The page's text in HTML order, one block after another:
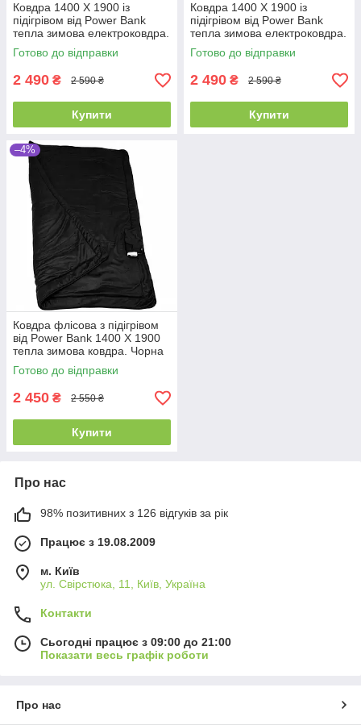
Ковдра 1400 Х 1900 із
підігрівом від Power Bank
тепла зимова електроковдра.
Велюр плюш сірий
Готово до відправки
2 490 ₴ 2 590 ₴
Купити
Ковдра 1400 Х 1900 із
підігрівом від Power Bank
тепла зимова електроковдра.
Велюр плюш рожевий
Готово до відправки
2 490 ₴ 2 590 ₴
Купити
–4%
Ковдра флісова з підігрівом
від Power Bank 1400 Х 1900
тепла зимова ковдра. Чорна
Готово до відправки
2 450 ₴ 2 550 ₴
Купити
Про нас
98% позитивних з 126 відгуків за рік
Працює з 19.08.2009
м. Київ
ул. Свірстюка, 11, Київ, Україна
Контакти
Сьогодні працює з 09:00 до 21:00
Показати весь графік роботи
Про нас